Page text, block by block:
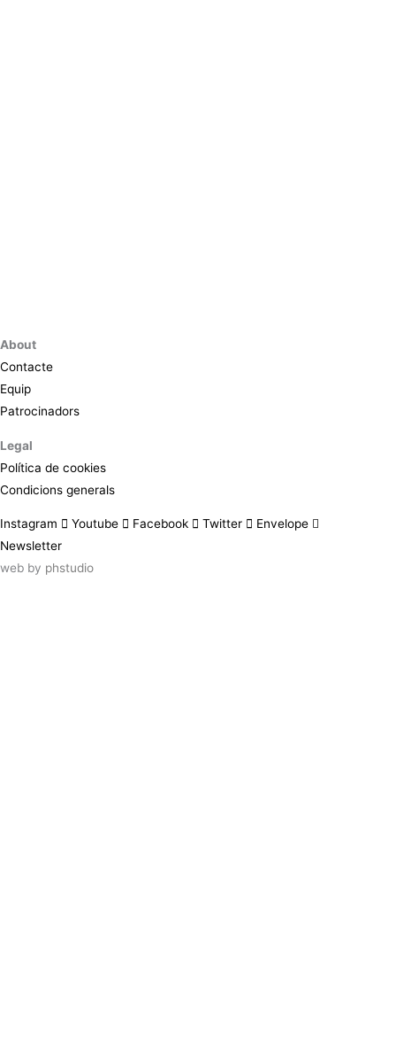
About
Contacte
Equip
Patrocinadors
Legal
Política de cookies
Condicions generals
Instagram Youtube Facebook Twitter
Envelope
Newsletter
web by phstudio